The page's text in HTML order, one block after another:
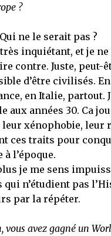
?
ne le serait pas ?
inquiétant, et je ne
contre. Juste, peut-
d’être civilisés.
en Italie, partout.
aux années 30. Ca
leur xénophobie, leur
ces traits pour
l’époque.
je me sens
qui n’étudient pas
par la répéter.
vous avez gagné un